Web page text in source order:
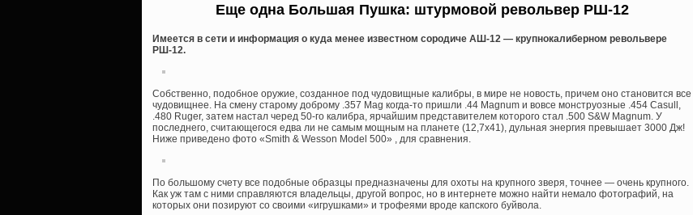
Еще одна Большая Пушка: штурмовой револьвер РШ-12
Имеется в сети и информация о куда менее известном сородиче АШ-12 — крупнокалиберном револьвере
РШ-12.
Собственно, подобное оружие, созданное под чудовищные калибры, в мире не новость, причем оно становится все
чудовищнее. На смену старому доброму .357 Mag когда-то пришли .44 Magnum и вовсе монструозные .454 Casull,
.480 Ruger, затем настал черед 50-го калибра, ярчайшим представителем которого стал .500 S&W Magnum. У
последнего, считающегося едва ли не самым мощным на планете (12,7х41), дульная энергия превышает 3000 Дж!
Ниже приведено фото «Smith & Wesson Model 500» , для сравнения.
По большому счету все подобные образцы предназначены для охоты на крупного зверя, точнее — очень крупного.
Как уж там с ними справляются владельцы, другой вопрос, но в интернете можно найти немало фотографий, на
которых они позируют со своими «игрушками» и трофеями вроде капского буйвола.